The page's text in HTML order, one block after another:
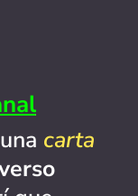
una carta